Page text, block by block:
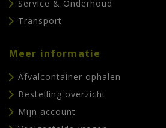
Service & Onderhoud
Transport
Meer informatie
Afvalcontainer ophalen
Bestelling overzicht
Mijn account